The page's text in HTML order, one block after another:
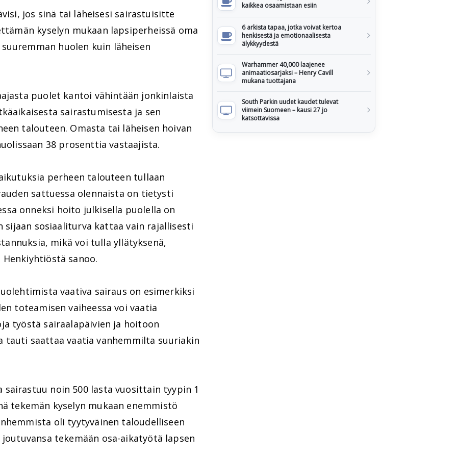
jos sinä tai läheisesi sairastuisitte
kyselyn mukaan lapsiperheissä oma
huolen kuin läheisen
puolet kantoi vähintään jonkinlaista
sairastumisesta ja sen
talouteen. Omasta tai läheisen hoivan
38 prosenttia vastaajista.
perheen talouteen tullaan
sattuessa olennaista on tietysti
onneksi hoito julkisella puolella on
sijaan sosiaaliturva kattaa vain rajallisesti
mikä voi tulla yllätyksenä,
sanoo.
vaativa sairaus on esimerkiksi
toteamisen vaiheessa voi vaatia
työstä sairaalapäivien ja hoitoon
saattaa vaatia vanhemmilta suuriakin
sairastuu noin 500 lasta vuosittain tyypin 1
tekemän kyselyn mukaan enemmistö
oli tyytyväinen taloudelliseen
tekemään osa-aikatyötä lapsen
kaikkea osaamistaan esiin
6 arkista tapaa, jotka voivat kertoa
henkisestä ja emotionaalisesta
älykkyydestä
Warhammer 40,000 laajenee
animaatiosarjaksi – Henry Cavill
mukana tuottajana
South Parkin uudet kaudet tulevat
viimein Suomeen – kausi 27 jo
katsottavissa